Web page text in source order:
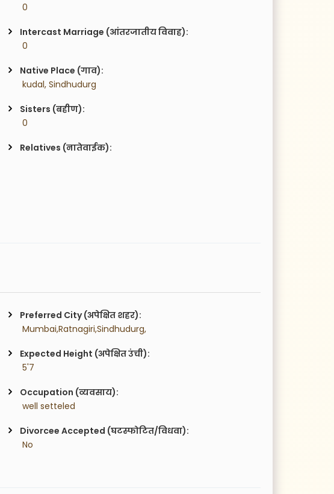
0
Intercast Marriage (आंतरजातीय विवाह):
0
Native Place (गाव):
kudal, Sindhudurg
Sisters (बहीण):
0
Relatives (नातेवाईक):
Preferred City (अपेक्षित शहर):
Mumbai,Ratnagiri,Sindhudurg,
Expected Height (अपेक्षित उंची):
5'7
Occupation (व्यवसाय):
well setteled
Divorcee Accepted (घटस्फोटित/विधवा):
No